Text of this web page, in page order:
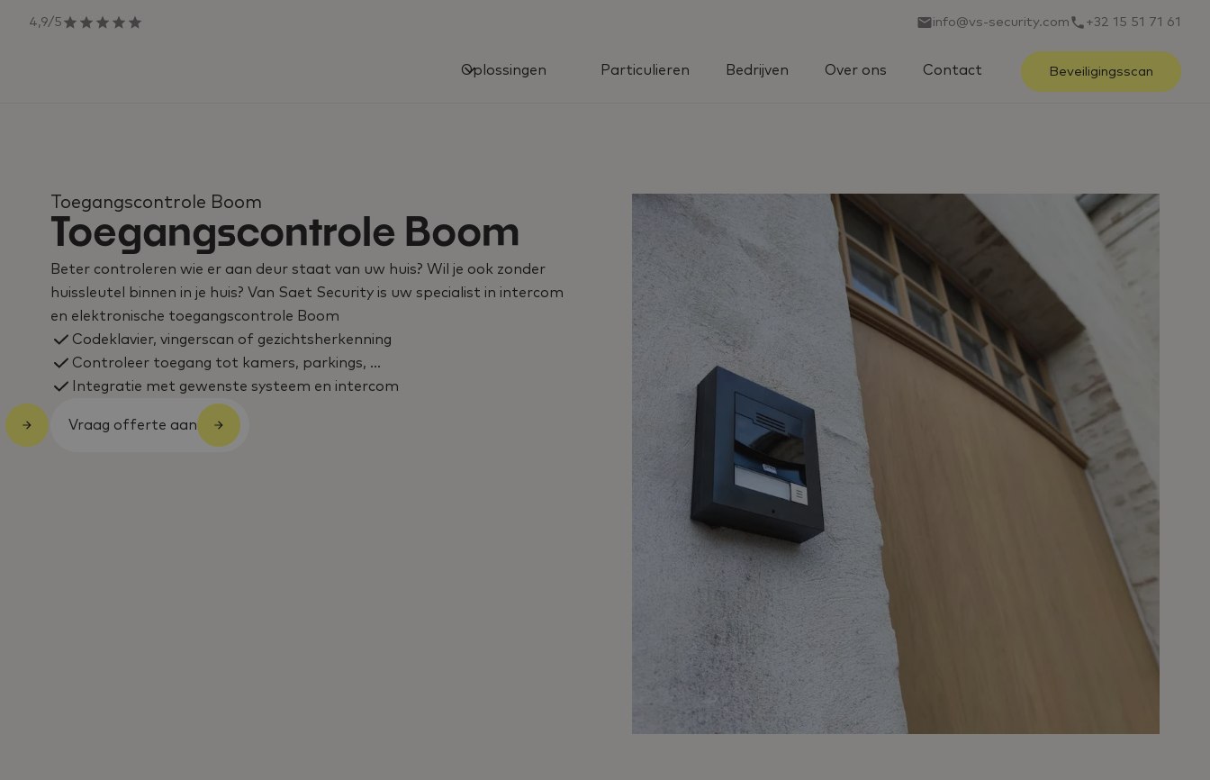
4,9/5 info@vs-security.com +32 15 51 71 61
Oplossingen Particulieren Bedrijven Over ons Contact Beveiligingsscan
Toegangscontrole Boom
Toegangscontrole Boom
Beter controleren wie er aan deur staat van uw huis? Wil je ook zonder
huissleutel binnen in je huis? Van Saet Security is uw specialist in intercom
en elektronische toegangscontrole Boom
Codeklavier, vingerscan of gezichtsherkenning
Controleer toegang tot kamers, parkings, …
Integratie met gewenste systeem en intercom
Vraag offerte aan